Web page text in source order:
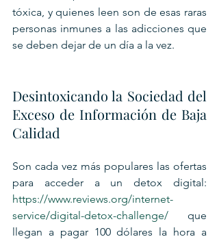
tóxica, y quienes leen son de esas raras
personas inmunes a las adicciones que
se deben dejar de un día a la vez.
Desintoxicando la Sociedad del
Exceso de Información de Baja
Calidad
Son cada vez más populares las ofertas
https://www.reviews.org/internet-
service/digital-detox-challenge/ que
llegan a pagar 100 dólares la hora a